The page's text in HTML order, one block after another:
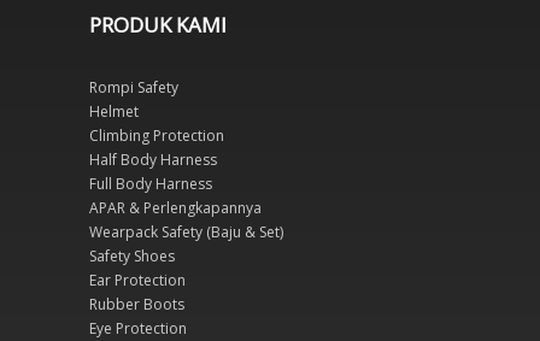
PRODUK KAMI
Rompi Safety
Helmet
Climbing Protection
Half Body Harness
Full Body Harness
APAR & Perlengkapannya
Wearpack Safety (Baju & Set)
Safety Shoes
Ear Protection
Rubber Boots
Eye Protection